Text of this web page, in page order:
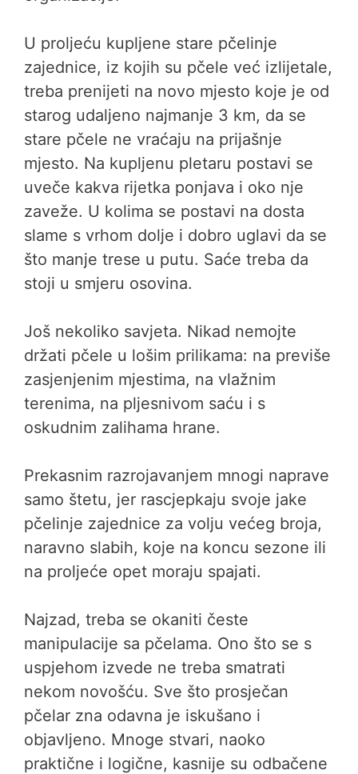
U proljeću kupljene stare pčelinje
zajednice, iz kojih su pčele već izlijetale,
treba prenijeti na novo mjesto koje je od
starog udaljeno najmanje 3 km, da se
stare pčele ne vraćaju na prijašnje
mjesto. Na kupljenu pletaru postavi se
uveče kakva rijetka ponjava i oko nje
zaveže. U kolima se postavi na dosta
slame s vrhom dolje i dobro uglavi da se
što manje trese u putu. Saće treba da
stoji u smjeru osovina.
Još nekoliko savjeta. Nikad nemojte
držati pčele u lošim prilikama: na previše
zasjenjenim mjestima, na vlažnim
terenima, na pljesnivom saću i s
oskudnim zalihama hrane.
Prekasnim razrojavanjem mnogi naprave
samo štetu, jer rascjepkaju svoje jake
pčelinje zajednice za volju većeg broja,
naravno slabih, koje na koncu sezone ili
na proljeće opet moraju spajati.
Najzad, treba se okaniti česte
manipulacije sa pčelama. Ono što se s
uspjehom izvede ne treba smatrati
nekom novošću. Sve što prosječan
pčelar zna odavna je iskušano i
objavljeno. Mnoge stvari, naoko
praktične i logične, kasnije su odbačene